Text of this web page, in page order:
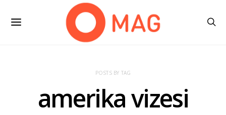
POSTS BY TAG
amerika vizesi